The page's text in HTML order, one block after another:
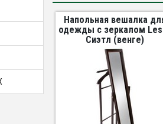
Напольная вешалка
одежды с зеркалом
Сиэтл (венге)